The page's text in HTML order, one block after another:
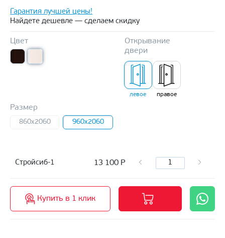
Гарантия лучшей цены!
Найдете дешевле — сделаем скидку
Цвет
Открывание
двери
левое правое
Размер
860x2060 960x2060
Стройсиб-1 13 100 Р
Купить в 1 клик